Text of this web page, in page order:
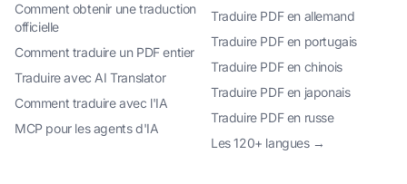
Comment obtenir une traduction
officielle
Comment traduire un PDF entier
Traduire avec AI Translator
Comment traduire avec l'IA
MCP pour les agents d'IA
Traduire PDF en allemand
Traduire PDF en portugais
Traduire PDF en chinois
Traduire PDF en japonais
Traduire PDF en russe
Les 120+ langues →